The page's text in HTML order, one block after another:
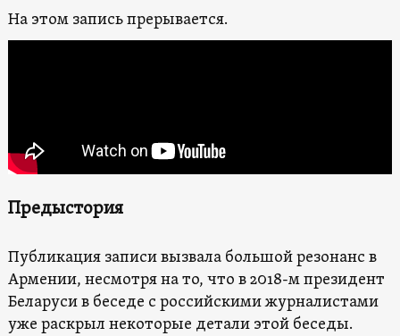
На этом запись прерывается.
Предыстория
Публикация записи вызвала большой резонанс в
Армении, несмотря на то, что в 2018-м президент
Беларуси в беседе с российскими журналистами
уже раскрыл некоторые детали этой беседы.